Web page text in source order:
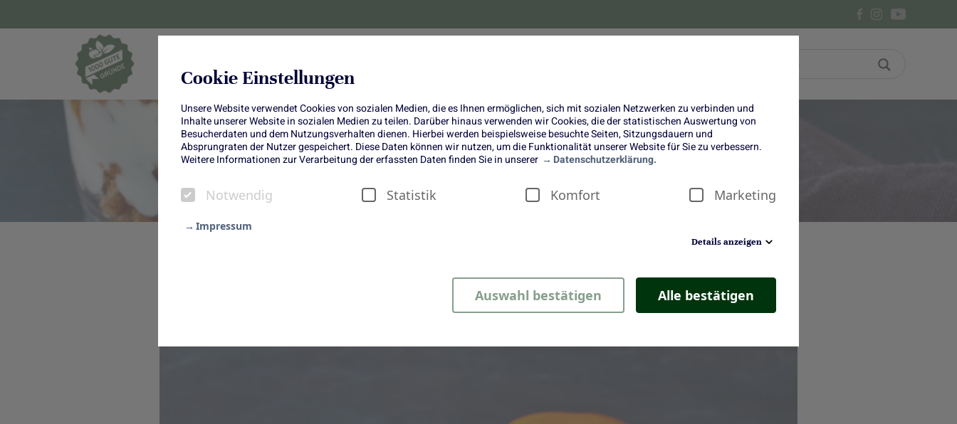
Cookie Einstellungen
Unsere Website verwendet Cookies von sozialen Medien, die es Ihnen ermöglichen, sich mit sozialen Netzwerken zu verbinden und
Inhalte unserer Website in sozialen Medien zu teilen. Darüber hinaus verwenden wir Cookies, die der statistischen Auswertung von
Besucherdaten und dem Nutzungsverhalten dienen. Hierbei werden beispielsweise besuchte Seiten, Sitzungsdauern und
Absprungraten der Nutzer gespeichert. Diese Daten können wir nutzen, um die Funktionalität unserer Website für Sie zu verbessern.
Weitere Informationen zur Verarbeitung der erfassten Daten finden Sie in unserer
Datenschutzerklärung.
Notwendig Statistik Komfort Marketing
Impressum
Details anzeigen
Auswahl bestätigen Alle bestätigen
Winter-Crumble mit Kaki und Zimt